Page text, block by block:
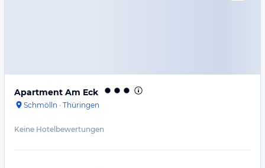
Apartment Am Eck
Schmölln · Thüringen
Keine Hotelbewertungen